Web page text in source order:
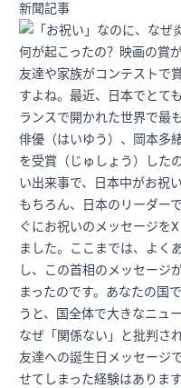
新聞記事
何が起こったの？映画の賞
友達や家族がコンテストで
すよね。最近、日本でとて
ランスで開かれた世界で最
俳優（はいゆう）、岡本多
を受賞（じゅしょう）した
い出来事で、日本中がお祝
もちろん、日本のリーダー
ぐにお祝いのメッセージを
ました。ここまでは、よく
し、この首相のメッセージ
まったのです。あなたの国
うと、国全体で大きなニュ
なぜ「関係ない」と批判され
友達への誕生日メッセージ
せてしまった経験はありま